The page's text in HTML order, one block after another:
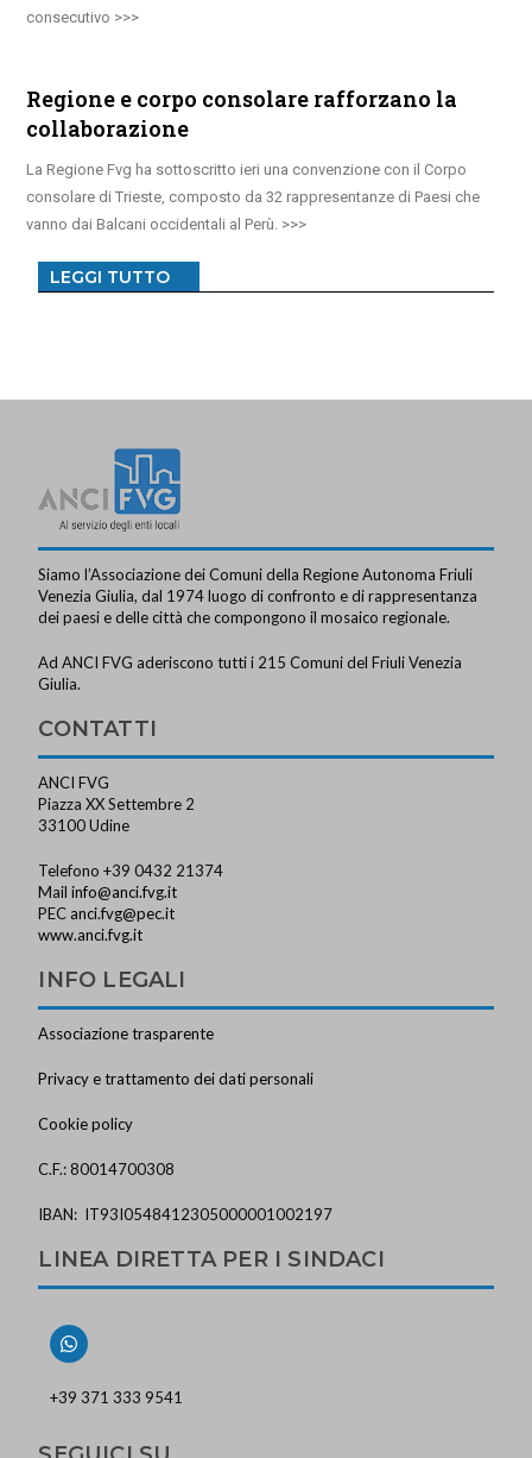
consecutivo
Regione e corpo consolare rafforzano la
collaborazione
La Regione Fvg ha sottoscritto ieri una convenzione con il Corpo
consolare di Trieste, composto da 32 rappresentanze di Paesi che
vanno dai Balcani occidentali al Perù.
LEGGI TUTTO
Siamo l’Associazione dei Comuni della Regione Autonoma Friuli
Venezia Giulia, dal 1974 luogo di confronto e di rappresentanza
dei paesi e delle città che compongono il mosaico regionale.
Ad ANCI FVG aderiscono tutti i 215 Comuni del Friuli Venezia
Giulia.
CONTATTI
ANCI FVG
Piazza XX Settembre 2
33100 Udine
Telefono +39 0432 21374
Mailinfo@anci.fvg.it
PEC anci.fvg@pec.it
www.anci.fvg.it
INFO LEGALI
Associazione trasparente
Privacy e trattamento dei dati personali
Cookie policy
C.F.: 80014700308
IBAN: IT93I0548412305000001002197
LINEA DIRETTA PER I SINDACI
+39 371 333 9541